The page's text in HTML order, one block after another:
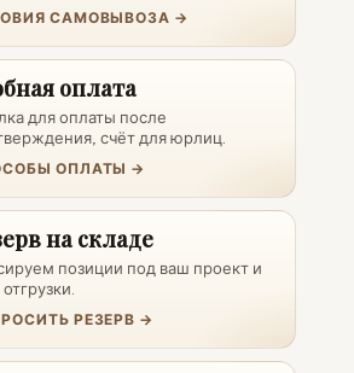
САМОВЫВОЗА →
оплата
для оплаты после
счёт для юрлиц.
ОПЛАТЫ →
на складе
позиции под ваш проект и
РЕЗЕРВ →